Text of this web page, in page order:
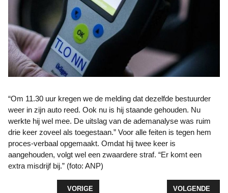
“Om 11.30 uur kregen we de melding dat dezelfde bestuurder
weer in zijn auto reed. Ook nu is hij staande gehouden. Nu
werkte hij wel mee. De uitslag van de ademanalyse was ruim
drie keer zoveel als toegestaan.” Voor alle feiten is tegen hem
proces-verbaal opgemaakt. Omdat hij twee keer is
aangehouden, volgt wel een zwaardere straf. “Er komt een
extra misdrijf bij.” (foto: ANP)
VORIG ARTIKEL: MOTORFIETS GESTOLEN
VORIGE VOLGENDE
VOLGENDE